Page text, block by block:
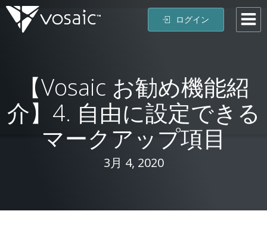
へ
ス
キ
ッ
プ
ログイン
【Vosaic お勧め機能紹
介】4. 自由に設定できる
マークアップ項目
3月 4, 2020